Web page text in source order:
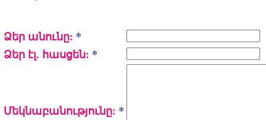
Ձեր անունը: *
Ձեր էլ. հասցեն: *
Մեկնաբանությունը: *